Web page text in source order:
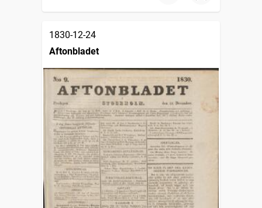
1830-12-24
Aftonbladet